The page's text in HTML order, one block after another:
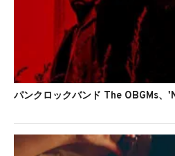
パンクロックバンド The OBGMs